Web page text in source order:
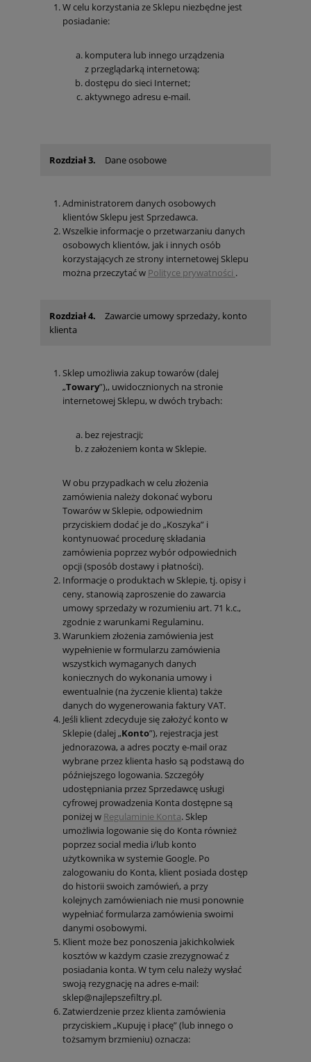
W celu korzystania ze Sklepu niezbędne jest
posiadanie:
komputera lub innego urządzenia
z przeglądarką internetową;
dostępu do sieci Internet;
aktywnego adresu e-mail.
Rozdział 3. Dane osobowe
Administratorem danych osobowych
klientów Sklepu jest Sprzedawca.
Wszelkie informacje o przetwarzaniu danych
osobowych klientów, jak i innych osób
korzystających ze strony internetowej Sklepu
można przeczytać w Polityce prywatności .
Rozdział 4.
Zawarcie umowy sprzedaży, konto
klienta
Sklep umożliwia zakup towarów (dalej
„Towary”),, uwidocznionych na stronie
internetowej Sklepu, w dwóch trybach:
bez rejestracji;
z założeniem konta w Sklepie.
W obu przypadkach w celu złożenia
zamówienia należy dokonać wyboru
Towarów w Sklepie, odpowiednim
przyciskiem dodać je do „Koszyka” i
kontynuować procedurę składania
zamówienia poprzez wybór odpowiednich
opcji (sposób dostawy i płatności).
Informacje o produktach w Sklepie, tj. opisy i
ceny, stanowią zaproszenie do zawarcia
umowy sprzedaży w rozumieniu art. 71 k.c.,
zgodnie z warunkami Regulaminu.
Warunkiem złożenia zamówienia jest
wypełnienie w formularzu zamówienia
wszystkich wymaganych danych
koniecznych do wykonania umowy i
ewentualnie (na życzenie klienta) także
danych do wygenerowania faktury VAT.
Jeśli klient zdecyduje się założyć konto w
Sklepie (dalej „Konto”), rejestracja jest
jednorazowa, a adres poczty e-mail oraz
wybrane przez klienta hasło są podstawą do
późniejszego logowania. Szczegóły
udostępniania przez Sprzedawcę usługi
cyfrowej prowadzenia Konta dostępne są
poniżej w Regulaminie Konta. Sklep
umożliwia logowanie się do Konta również
poprzez social media i/lub konto
użytkownika w systemie Google. Po
zalogowaniu do Konta, klient posiada dostęp
do historii swoich zamówień, a przy
kolejnych zamówieniach nie musi ponownie
wypełniać formularza zamówienia swoimi
danymi osobowymi.
Klient może bez ponoszenia jakichkolwiek
kosztów w każdym czasie zrezygnować z
posiadania konta. W tym celu należy wysłać
swoją rezygnację na adres e-mail:
sklep@najlepszefiltry.pl.
Zatwierdzenie przez klienta zamówienia
przyciskiem „Kupuję i płacę” (lub innego o
tożsamym brzmieniu) oznacza: